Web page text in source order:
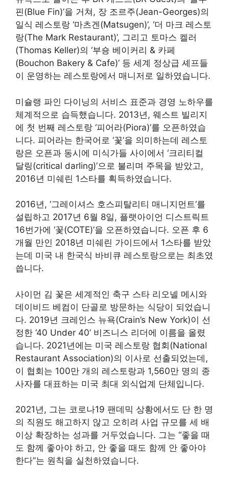
핀(Blue Fin)’을 거쳐, 장 조르주(Jean-Georges)의
일식 레스토랑 ‘마츠겐(Matsugen)’, ‘더 마크 레스토
랑(The Mark Restaurant)’, 그리고 토마스 켈러
(Thomas Keller)의 ‘부숑 베이커리 & 카페
(Bouchon Bakery & Cafe)’ 등 세계 정상급 셰프들
이 운영하는 레스토랑에서 매니저로 일하였습니다.
미슐랭 파인 다이닝의 서비스 표준과 경영 노하우를
체계적으로 습득했습니다. 2013년, 웨스트 빌리지
에 첫 번째 레스토랑 ‘피어라(Piora)’를 오픈하였습
니다. 피어라는 한국어로 ‘꽃’을 의미하는데 레스토
랑은 오픈과 동시에 미식가들 사이에서 ‘크리티컬
달링(critical darling)’으로 불리며 주목을 받았고,
2016년 미쉐린 1스타를 획득하였습니다.
2016년, ‘그레이셔스 호스피탈리티 매니지먼트’를
설립하고 2017년 6월 8일, 플랫아이언 디스트릭트
16번가에 ‘꽃(COTE)’을 오픈하였습니다. 오픈 후 6
개월 만인 2018년 미쉐린 가이드에서 1스타를 받았
는데 미국 내 한국식 바비큐 레스토랑으로는 최초였
씁니다.
사이먼 김 꽃은 세계적인 축구 스타 리오넬 메시와
데이비드 베컴이 단골로 방문하는 식당이 되었습니
다. 2019년 크레인스 뉴욕(Crain’s New York)이 선
정한 ‘40 Under 40’ 비즈니스 리더에 이름을 올렸
습니다. 2021년에는 미국 레스토랑 협회(National
Restaurant Association)의 이사로 선출되었는데,
이 협회는 100만 개의 레스토랑과 1,560만 명의 종
사자를 대표하는 미국 최대 외식업계 단체입니다.
2021년, 그는 코로나19 팬데믹 상황에서도 단 한 명
의 직원도 해고하지 않고 오히려 사업 규모를 세 배
이상 확장하는 성과를 거두었습니다. 그는 “좋을 때
도 함께 좋아야 하고, 안 좋을 때도 함께 안 좋아야
한다”는 원칙을 실천하였습니다.